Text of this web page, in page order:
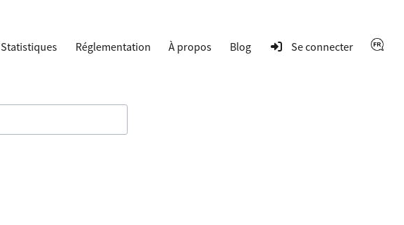
Statistiques Réglementation À propos Blog Se connecter